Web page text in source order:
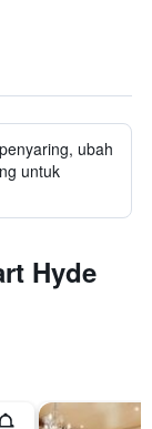
ubah
untuk
Hyde